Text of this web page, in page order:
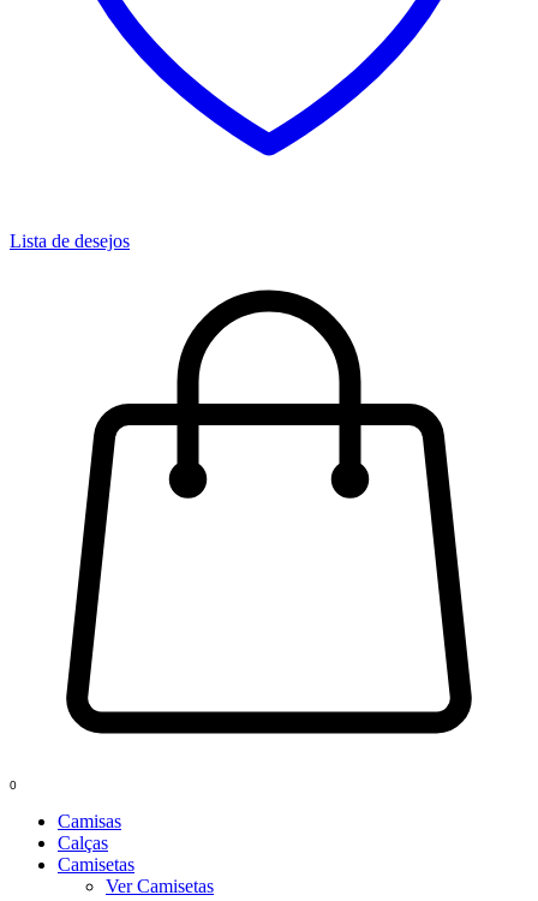
Lista de desejos
0
Camisas
Calças
Camisetas
Ver Camisetas